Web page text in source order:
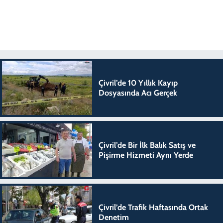
Çivril’de 10 Yıllık Kayıp
Dosyasında Acı Gerçek
Çivril’de Bir İlk Balık Satış ve
Pişirme Hizmeti Aynı Yerde
Çivril’de Trafik Haftasında Ortak
Denetim